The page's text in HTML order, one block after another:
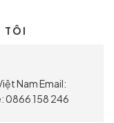
TÔI
Nam Email:
0866 158 246